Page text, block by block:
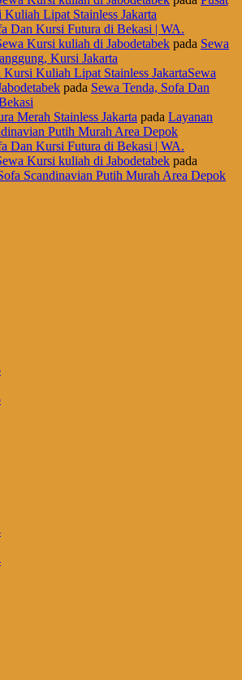
Kuliah Lipat Stainless Jakarta
Dan Kursi Futura di Bekasi | WA.
Kursi kuliah di Jabodetabek pada Sewa
Kursi Jakarta
Kursi Kuliah Lipat Stainless JakartaSewa
pada Sewa Tenda, Sofa Dan
Merah Stainless Jakarta pada Layanan
Putih Murah Area Depok
Dan Kursi Futura di Bekasi | WA.
Kursi kuliah di Jabodetabek pada
Scandinavian Putih Murah Area Depok